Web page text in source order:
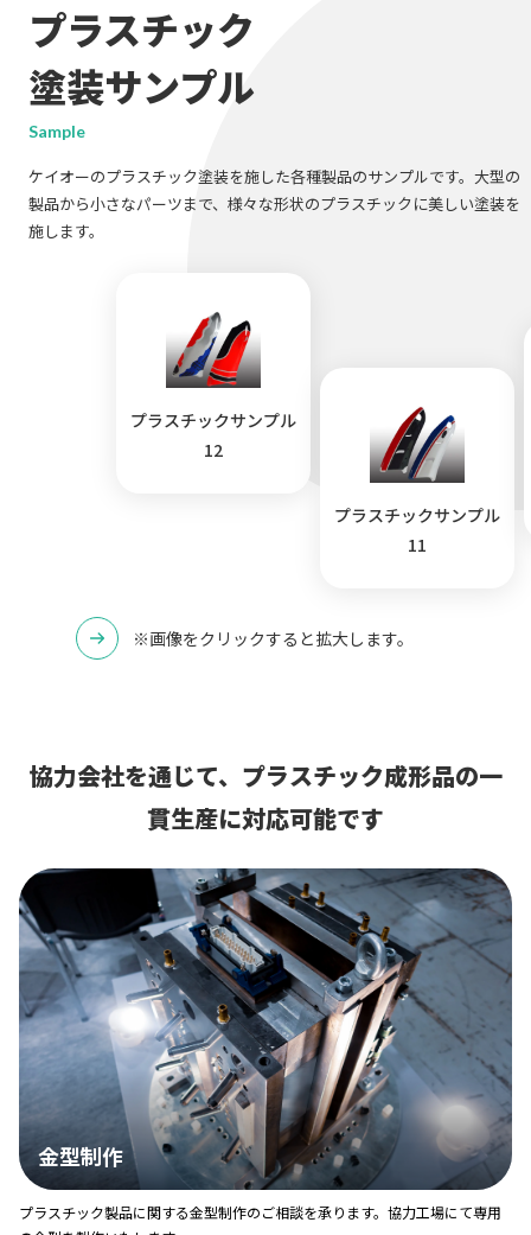
プラスチック
塗装サンプル
Sample
ケイオーのプラスチック塗装を施した各種製品のサンプルです。大型の
製品から小さなパーツまで、様々な形状のプラスチックに美しい塗装を
施します。
プラスチックサンプル
12
プラスチックサンプル
11
※画像をクリックすると拡大します。
協力会社を通じて、プラスチック成形品の一
貫生産に対応可能です
金型制作
プラスチック製品に関する金型制作のご相談を承ります。協力工場にて専用